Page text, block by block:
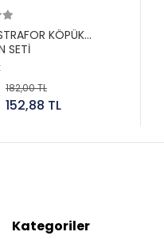
KÖPÜK
SETİ
182,00 TL
152,88 TL
Kategoriler